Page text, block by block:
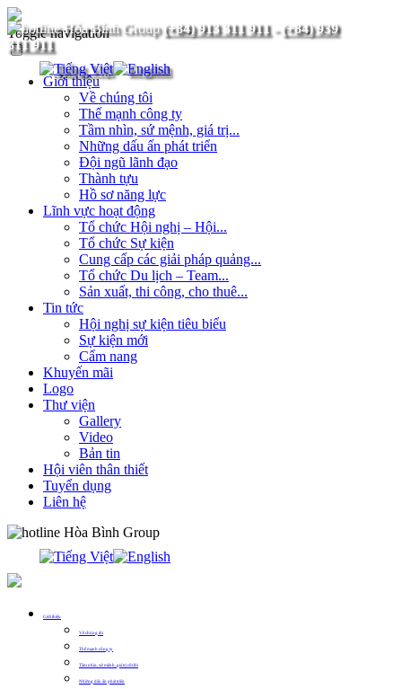
(+84) 913 311 911- (+84) 939
311 911
Toggle navigation
Giới thiệu
Về chúng tôi
Thế mạnh công ty
Tầm nhìn, sứ mệnh, giá trị...
Những dấu ấn phát triển
Đội ngũ lãnh đạo
Thành tựu
Hồ sơ năng lực
Lĩnh vực hoạt động
Tổ chức Hội nghị – Hội...
Tổ chức Sự kiện
Cung cấp các giải pháp quảng...
Tổ chức Du lịch – Team...
Sản xuất, thi công, cho thuê...
Tin tức
Hội nghị sự kiện tiêu biểu
Sự kiện mới
Cẩm nang
Khuyến mãi
Logo
Thư viện
Gallery
Video
Bản tin
Hội viên thân thiết
Tuyển dụng
Liên hệ
Giới thiệu
Về chúng tôi
Thế mạnh công ty
Tầm nhìn, sứ mệnh, giá trị cốt lõi
Những dấu ấn phát triển